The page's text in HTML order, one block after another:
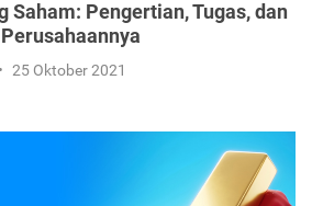
Saham: Pengertian, Tugas, dan
• 25 Oktober 2021